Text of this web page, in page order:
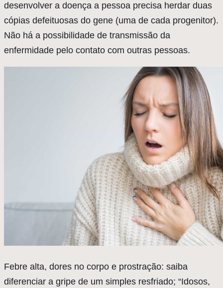
desenvolver a doença a pessoa precisa herdar duas
cópias defeituosas do gene (uma de cada progenitor).
Não há a possibilidade de transmissão da
enfermidade pelo contato com outras pessoas.
Febre alta, dores no corpo e prostração: saiba
diferenciar a gripe de um simples resfriado; “Idosos,